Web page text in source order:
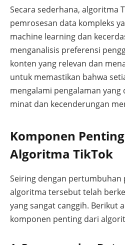
Secara sederhana, algoritma
pemrosesan data kompleks
machine learning dan
menganalisis preferensi
konten yang relevan dan
untuk memastikan bahwa
mengalami pengalaman yang
minat dan kecenderungan
Komponen
Algoritma TikTok
Seiring dengan pertumbuhan
algoritma tersebut telah
yang sangat canggih. Berikut
komponen penting dari